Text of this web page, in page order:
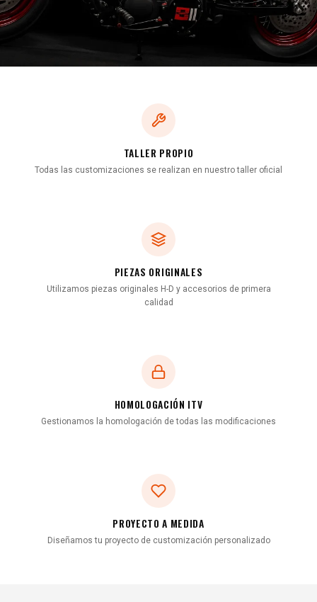
TALLER PROPIO
Todas las customizaciones se realizan en nuestro taller oficial
PIEZAS ORIGINALES
Utilizamos piezas originales H-D y accesorios de primera
calidad
HOMOLOGACIÓN ITV
Gestionamos la homologación de todas las modificaciones
PROYECTO A MEDIDA
Diseñamos tu proyecto de customización personalizado